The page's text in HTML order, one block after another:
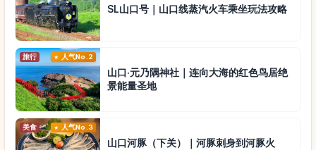
SL山口号｜山口线蒸汽火车乘坐玩法攻略
旅行 人气No.2
山口·元乃隅神社｜连向大海的红色鸟居绝
景能量圣地
美食 人气No.3
山口河豚（下关）｜河豚刺身到河豚火